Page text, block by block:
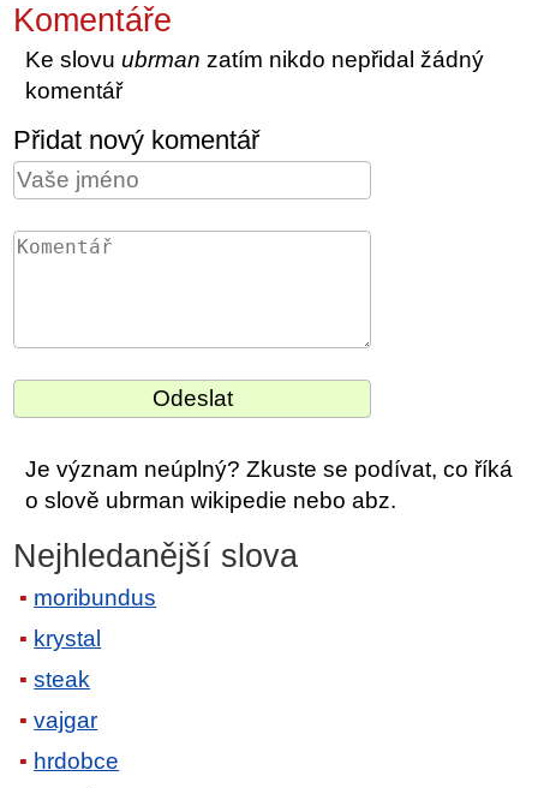
Komentáře
Ke slovuubrman zatím nikdo nepřidal žádný
komentář
Přidat nový komentář
Je význam neúplný? Zkuste se podívat, co říká
o slově ubrman wikipedie nebo abz.
Nejhledanější slova
moribundus
krystal
steak
vajgar
hrdobce